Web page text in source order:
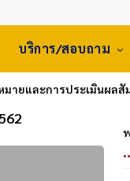
บริการ/สอบถาม
ายและการประเมินผลสั